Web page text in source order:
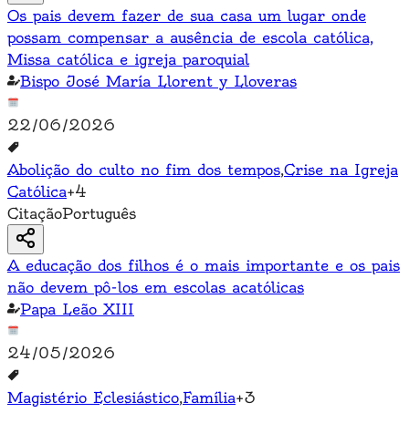
Os pais devem fazer de sua casa um lugar onde
possam compensar a ausência de escola católica,
Missa católica e igreja paroquial
Bispo José María Llorent y Lloveras
22/06/2026
Abolição do culto no fim dos tempos,Crise na Igreja
Católica+4
CitaçãoPortuguês
A educação dos filhos é o mais importante e os pais
não devem pô-los em escolas acatólicas
Papa Leão XIII
24/05/2026
Magistério Eclesiástico,Família+3